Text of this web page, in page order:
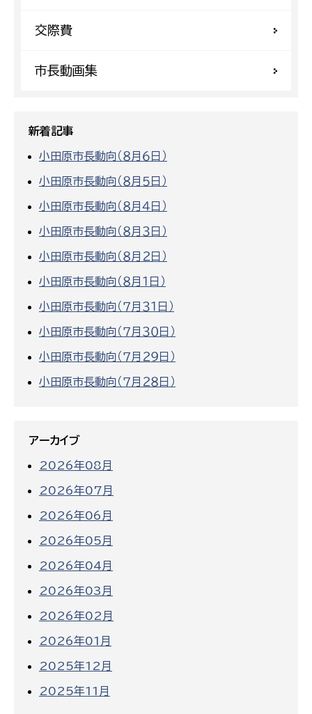
交際費
市長動画集
新着記事
小田原市長動向（８月６日）
小田原市長動向（８月５日）
小田原市長動向（８月４日）
小田原市長動向（８月３日）
小田原市長動向（８月２日）
小田原市長動向（８月１日）
小田原市長動向（７月３１日）
小田原市長動向（７月３０日）
小田原市長動向（７月２９日）
小田原市長動向（７月２８日）
アーカイブ
2026年08月
2026年07月
2026年06月
2026年05月
2026年04月
2026年03月
2026年02月
2026年01月
2025年12月
2025年11月